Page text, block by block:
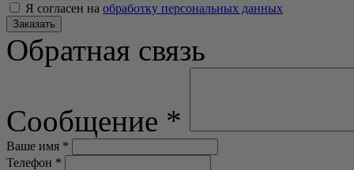
Я согласен на обработку персональных данных
Заказать
Обратная связь
Сообщение *
Ваше имя *
Телефон *